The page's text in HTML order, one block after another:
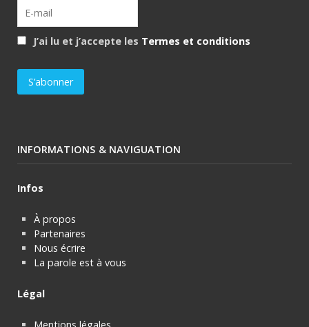
J’ai lu et j’accepte les Termes et conditions
INFORMATIONS & NAVIGUATION
Infos
À propos
Partenaires
Nous écrire
La parole est à vous
Légal